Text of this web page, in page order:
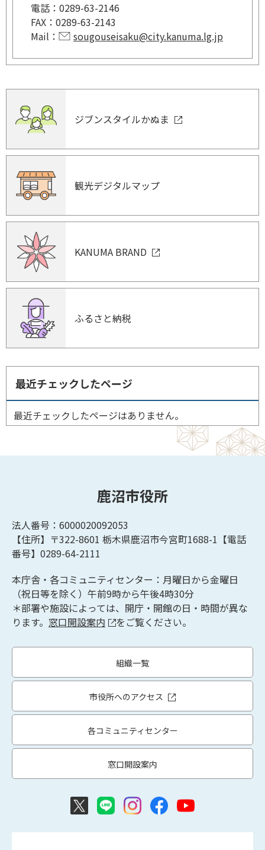
電話： 0289-63-2146
FAX： 0289-63-2143
Mail：
sougouseisaku@city.kanuma.lg.jp
ジブンスタイルかぬま
観光デジタルマップ
KANUMA BRAND
ふるさと納税
最近チェックしたページ
最近チェックしたページはありません。
鹿沼市役所
法人番号：6000020092053
【住所】〒322-8601 栃木県鹿沼市今宮町1688-1【電話
番号】0289-64-2111
本庁舎・各コミュニティセンター：月曜日から金曜日
（祝日等を除く）午前9時から午後4時30分
＊部署や施設によっては、開庁・開館の日・時間が異な
ります。 窓口開設案内 をご覧ください。
組織一覧
市役所へのアクセス
各コミュニティセンター
窓口開設案内